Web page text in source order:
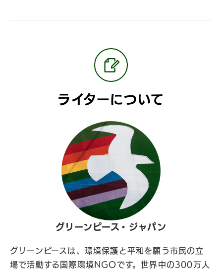
ライターについて
グリーンピース・ジャパン
グリーンピースは、環境保護と平和を願う市民の立
場で活動する国際環境NGOです。世界中の300万人